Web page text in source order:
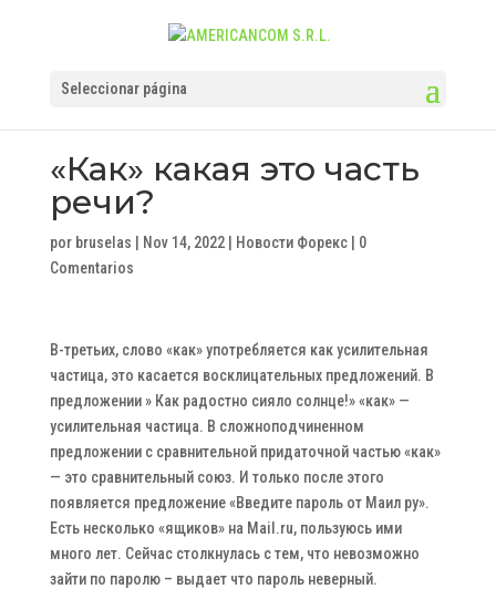
Seleccionar página
«Как» какая это часть
речи?
por bruselas Nov 14, 2022| Новости Форекс| 0
Comentarios
В-третьих, слово «как» употребляется как усилительная
частица, это касается восклицательных предложений. В
предложении » Как радостно сияло солнце!» «как» —
усилительная частица. В сложноподчиненном
предложении с сравнительной придаточной частью «как»
— это сравнительный союз. И только после этого
появляется предложение «Введите пароль от Маил ру».
Есть несколько «ящиков» на Mail.ru, пользуюсь ими
много лет. Сейчас столкнулась с тем, что невозможно
зайти по паролю – выдает что пароль неверный.